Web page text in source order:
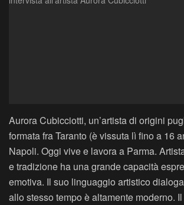
Aurora Cubicciotti, un’artista di origini
formata fra Taranto (è vissuta lì fino a 16
Napoli. Oggi vive e lavora a Parma.
e tradizione ha una grande capacità
emotiva. Il suo linguaggio artistico
allo stesso tempo è altamente moderno.